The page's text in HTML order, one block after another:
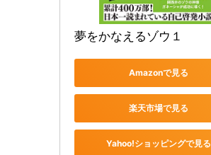
夢をかなえるゾウ１
Amazonで見る
楽天市場で見る
Yahoo!ショッピングで見る